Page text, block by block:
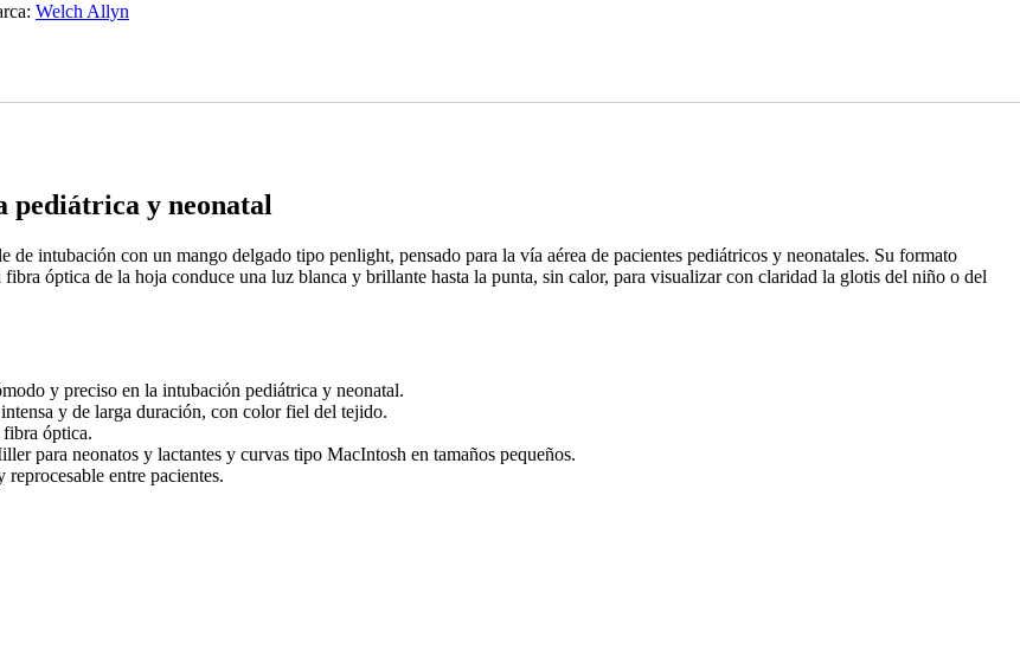
Welch Allyn
pediátrica y neonatal
intubación con un mango delgado tipo penlight, pensado para la vía aérea de pacientes pediátricos y neonatales. Su formato
óptica de la hoja conduce una luz blanca y brillante hasta la punta, sin calor, para visualizar con claridad la glotis del niño o del
y preciso en la intubación pediátrica y neonatal.
y de larga duración, con color fiel del tejido.
óptica.
para neonatos y lactantes y curvas tipo MacIntosh en tamaños pequeños.
entre pacientes.